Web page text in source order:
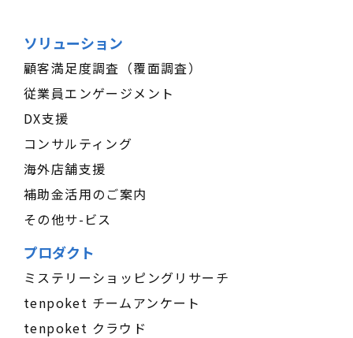
ソリューション
顧客満足度調査（覆面調査）
従業員エンゲージメント
DX支援
コンサルティング
海外店舗支援
補助金活用のご案内
その他サ-ビス
プロダクト
ミステリーショッピングリサーチ
tenpoket チームアンケート
tenpoket クラウド